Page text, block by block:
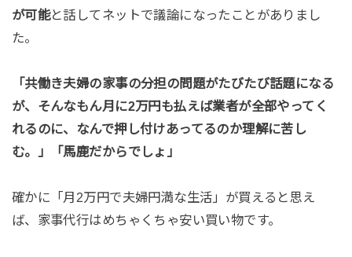
が可能と話してネットで議論になったことがありまし
た。
「共働き夫婦の家事の分担の問題がたびたび話題になる
が、そんなもん月に2万円も払えば業者が全部やってく
れるのに、なんで押し付けあってるのか理解に苦し
む。」「馬鹿だからでしょ」
確かに「月2万円で夫婦円満な生活」が買えると思え
ば、家事代行はめちゃくちゃ安い買い物です。